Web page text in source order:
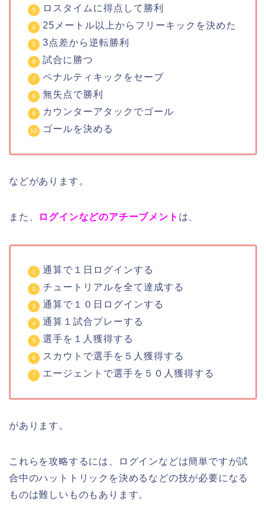
ロスタイムに得点して勝利
25メートル以上からフリーキックを決めた
3点差から逆転勝利
試合に勝つ
ペナルティキックをセーブ
無失点で勝利
カウンターアタックでゴール
ゴールを決める
などがあります。
また、 ログインなどのアチーブメント は、
通算で１日ログインする
チュートリアルを全て達成する
通算で１０日ログインする
通算１試合プレーする
選手を１人獲得する
スカウトで選手を５人獲得する
エージェントで選手を５０人獲得する
があります。
これらを攻略するには、ログインなどは簡単ですが試
合中のハットトリックを決めるなどの技が必要になる
ものは難しいものもあります。